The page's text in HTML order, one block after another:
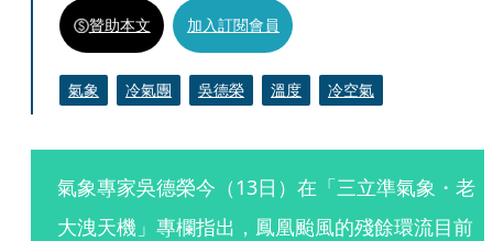
贊助本文 加入訂閱會員
氣象 冷氣團 吳德榮 溫度 冷空氣
氣象專家吳德榮今（13日）在「三立準氣象・老
大洩天機」專欄指出，鳳凰颱風的殘餘環流目前